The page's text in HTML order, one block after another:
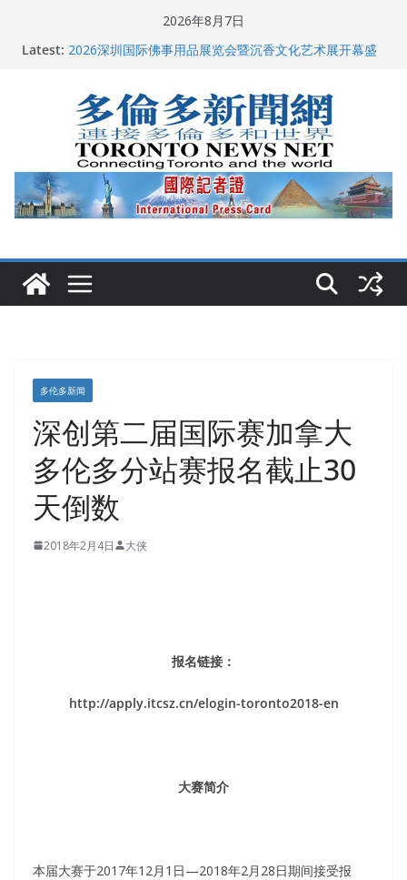
2026年8月7日
Latest:
多伦多市长选举拉开帷幕 多名华人候选人宣布角逐
2026深圳国际佛事用品展览会暨沉香文化艺术展开幕盛
关加拿大就业
2026加拿大青少年儿童绘画比赛颁奖典礼多伦多举行
龚晓华参加多伦多骄傲大游行 与市民分享竞选理念
多伦多新闻
深创第二届国际赛加拿大
多伦多分站赛报名截止30
天倒数
2018年2月4日 大侠
报名链接：
http://apply.itcsz.cn/elogin-toronto2018-en
大赛简介
本届大赛于2017年12月1日—2018年2月28日期间接受报